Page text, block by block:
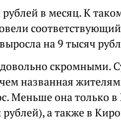
в месяц. К
на 9 тысяч
довольно скромными.
названная
Меньше она только
а также в